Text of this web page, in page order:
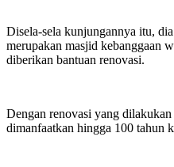
Disela-sela kunjungannya itu,
merupakan masjid kebanggaan
diberikan bantuan renovasi.
Dengan renovasi yang
dimanfaatkan hingga 100 tahun